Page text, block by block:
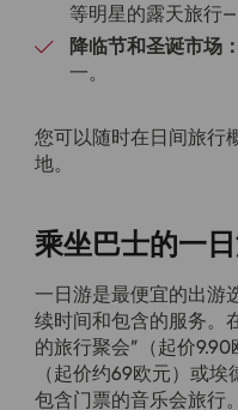
等明星的露天旅行
降临节和圣诞市场
一。
您可以随时在日间旅行
地。
乘坐巴士的一
一日游是最便宜的出游
续时间和包含的服务。
的旅行聚会”（起价
（起价约69欧元）或
包含门票的音乐会旅行